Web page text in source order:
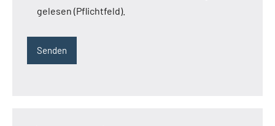
gelesen (Pflichtfeld).